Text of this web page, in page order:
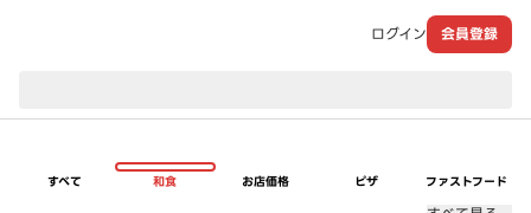
ログイン 会員登録
すべて 和食 お店価格 ピザ ファストフード